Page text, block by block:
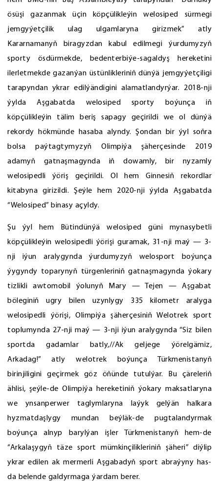
ösüşi gazanmak üçin köpçülikleýin welosiped sürmegi
jemgyýetçilik ulag ulgamlaryna girizmek” atly
Kararnamanyň biragyzdan kabul edilmegi ýurdumyzyň
sporty ösdürmekde, bedenterbiýe-sagaldyş hereketini
ilerletmekde gazanýan üstünlikleriniň dünýä jemgyýetçiligi
tarapyndan ykrar edilýändigini alamatlandyrýar. 2018-nji
ýylda Aşgabatda welosiped sporty boýunça iň
köpçülikleýin tälim beriş sapagy geçirildi we ol dünýä
rekordy hökmünde hasaba alyndy. Şondan bir ýyl soňra
bolsa paýtagtymyzyň Olimpiýa şäherçesinde 2019
adamyň gatnaşmagynda iň dowamly, bir nyzamly
welosipedli ýöriş geçirildi. Ol hem Ginnesiň rekordlar
kitabyna girizildi. Şeýle hem 2020-nji ýylda Aşgabatda
“Welosiped” binasy açyldy.
Şu ýyl hem Bütindünýä welosiped güni mynasybetli
köpçülikleýin welosipedli ýörişi guramak, 31-nji maý — 3-
nji iýun aralygynda ýurdumyzyň welosport boýunça
ýygyndy toparynyň türgenleriniň gatnaşmagynda ýokary
tizlikli awtomobil ýolunyň Mary — Tejen — Aşgabat
böleginiň ugry bilen uzynlygy 335 kilometr aralyga
welosipedli ýörişi, Olimpiýa şäherçesiniň Welotrek sport
toplumynda 27-nji maý — 3-nji iýun aralygynda “Siz bilen
sportda gadamlar batly,//Ak geljege ýörelgämiz,
Arkadag!” atly welotrek boýunça Türkmenistanyň
birinjiligini geçirmek göz öňünde tutulýar. Bu çäreleriň
ählisi, şeýle-de Olimpiýa hereketiniň ýokary maksatlaryna
we ynsanperwer taglymlaryna laýyk gelýän halkara
hyzmatdaşlygy mundan beýläk-de pugtalandyrmak
boýunça alnyp barylýan işler Türkmenistanyň hem-de
“Arkalaşygyň täze sport mümkinçilikleriniň şäheri” diýlip
ykrar edilen ak mermerli Aşgabadyň sport abraýyny has-
da belende galdyrmaga ýardam berer.